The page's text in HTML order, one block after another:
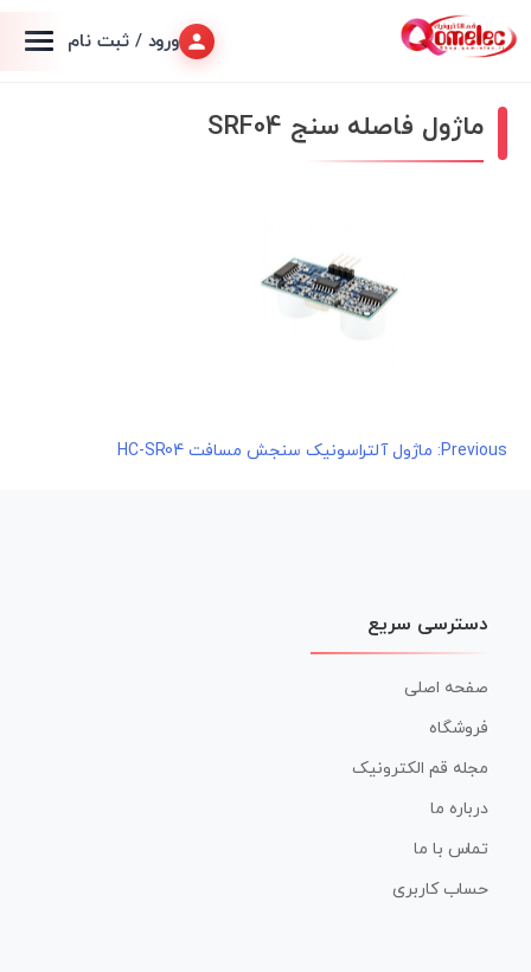
ورود / ثبت نام
ماژول فاصله سنج SRF04
راهبری
Previous: ماژول آلتراسونیک سنجش مسافت HC-SR04
دسترسی سریع
صفحه اصلی
فروشگاه
مجله قم الکترونیک
درباره ما
تماس با ما
حساب کاربری